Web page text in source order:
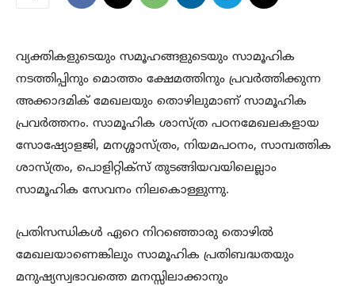
വ്യക്തികളുടെയും സമൂഹങ്ങളുടെയും സാമൂഹിക
നടത്തിപ്പിനും മൊത്തം ക്ഷേമത്തിനും പ്രവർത്തിക്കുന്ന
അക്കാദമിക് മേഖലയും തൊഴിലുമാണ് സാമൂഹിക
പ്രവർത്തനം. സാമൂഹിക ശാസ്ത്ര പഠനമേഖലകളായ
സോഷ്യോളജി, മനശ്ശാസ്ത്രം, നിയമപഠനം, സാമ്പത്തിക
ശാസ്ത്രം, പൊളിറ്റിക്സ് തുടങ്ങിയവയിലെല്ലാം
സാമൂഹിക സേവനം നിലകൊള്ളുന്നു.
പ്രതിസന്ധികൾ ഏറെ നിറഞ്ഞൊരു തൊഴിൽ
മേഖലയാണെങ്കിലും സാമൂഹിക പ്രതിബദ്ധതയും
മനുഷ്യസ്വഭാവത്തെ മനസ്സിലാക്കാനും